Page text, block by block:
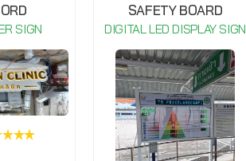
SIGN
SAFETY BOARD
DIGITAL LED DISPLAY SIGN